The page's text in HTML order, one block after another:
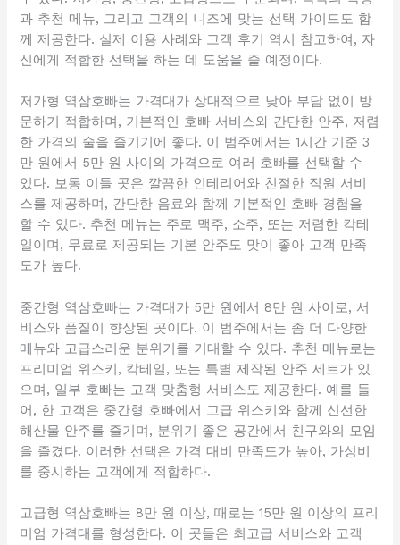
과 추천 메뉴, 그리고 고객의 니즈에 맞는 선택 가이드도 함
께 제공한다. 실제 이용 사례와 고객 후기 역시 참고하여, 자
신에게 적합한 선택을 하는 데 도움을 줄 예정이다.
저가형 역삼호빠는 가격대가 상대적으로 낮아 부담 없이 방
문하기 적합하며, 기본적인 호빠 서비스와 간단한 안주, 저렴
한 가격의 술을 즐기기에 좋다. 이 범주에서는 1시간 기준 3
만 원에서 5만 원 사이의 가격으로 여러 호빠를 선택할 수
있다. 보통 이들 곳은 깔끔한 인테리어와 친절한 직원 서비
스를 제공하며, 간단한 음료와 함께 기본적인 호빠 경험을
할 수 있다. 추천 메뉴는 주로 맥주, 소주, 또는 저렴한 칵테
일이며, 무료로 제공되는 기본 안주도 맛이 좋아 고객 만족
도가 높다.
중간형 역삼호빠는 가격대가 5만 원에서 8만 원 사이로, 서
비스와 품질이 향상된 곳이다. 이 범주에서는 좀 더 다양한
메뉴와 고급스러운 분위기를 기대할 수 있다. 추천 메뉴로는
프리미엄 위스키, 칵테일, 또는 특별 제작된 안주 세트가 있
으며, 일부 호빠는 고객 맞춤형 서비스도 제공한다. 예를 들
어, 한 고객은 중간형 호빠에서 고급 위스키와 함께 신선한
해산물 안주를 즐기며, 분위기 좋은 공간에서 친구와의 모임
을 즐겼다. 이러한 선택은 가격 대비 만족도가 높아, 가성비
를 중시하는 고객에게 적합하다.
고급형 역삼호빠는 8만 원 이상, 때로는 15만 원 이상의 프리
미엄 가격대를 형성한다. 이 곳들은 최고급 서비스와 고객